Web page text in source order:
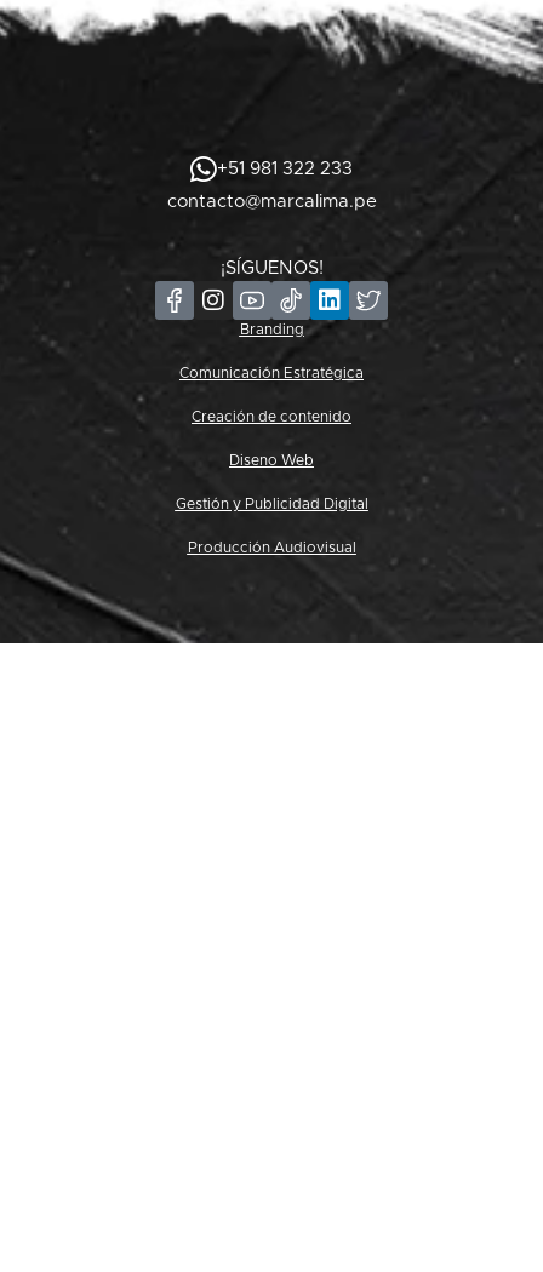
+51 981 322 233
contacto@marcalima.pe
¡SÍGUENOS!
Branding
Comunicación Estratégica
Creación de contenido
Diseno Web
Gestión y Publicidad Digital
Producción Audiovisual